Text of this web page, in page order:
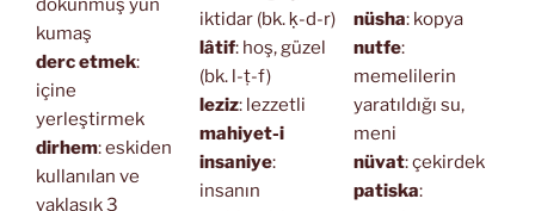
kumaş
derc etmek:
içine
yerleştirmek
dirhem: eskiden
kullanılan ve
yaklaşık 3
iktidar (bk. ḳ-d-r)
lâtif: hoş, güzel
(bk. l-ṭ-f)
leziz: lezzetli
mahiyet-i
insaniye:
insanın
nüsha: kopya
nutfe:
memelilerin
yaratıldığı su,
meni
nüvat: çekirdek
patiska: